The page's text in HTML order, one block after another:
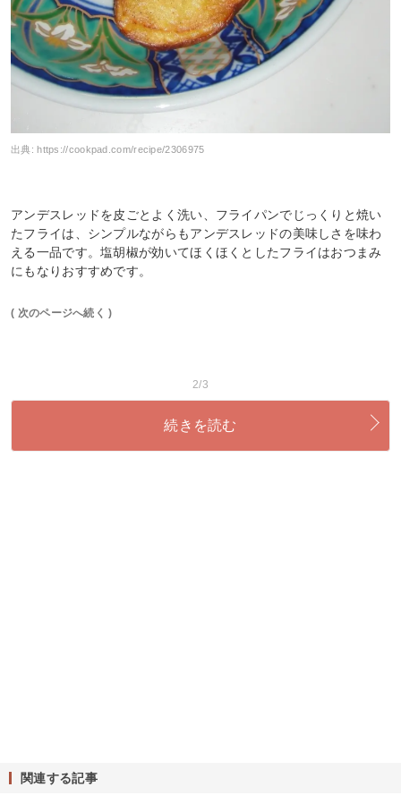
出典:https://cookpad.com/recipe/2306975
アンデスレッドを皮ごとよく洗い、フライパンでじっくりと焼い
たフライは、シンプルながらもアンデスレッドの美味しさを味わ
える一品です。塩胡椒が効いてほくほくとしたフライはおつまみ
にもなりおすすめです。
( 次のページへ続く )
2/3
続きを読む
関連する記事